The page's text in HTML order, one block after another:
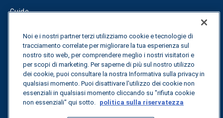
Guide
Fuel Savings Calculator
Calcolatore di ottimizzazione dei trasporti
Tracciamento delle tariffe
Contattateci
Noi e i nostri partner terzi utilizziamo cookie e tecnologie di
tracciamento correlate per migliorare la tua esperienza sul
nostro sito web, per comprendere meglio i nostri visitatori e
per scopi di marketing. Per saperne di più sul nostro utilizzo
dei cookie, puoi consultare la nostra Informativa sulla privacy in
qualsiasi momento. Puoi disattivare l'utilizzo dei cookie non
essenziali in qualsiasi momento cliccando su "rifiuta cookie
non essenziali" qui sotto. politica sulla riservatezza